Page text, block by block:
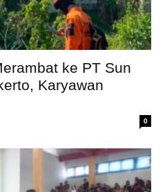
ke PT Sun
Karyawan
0